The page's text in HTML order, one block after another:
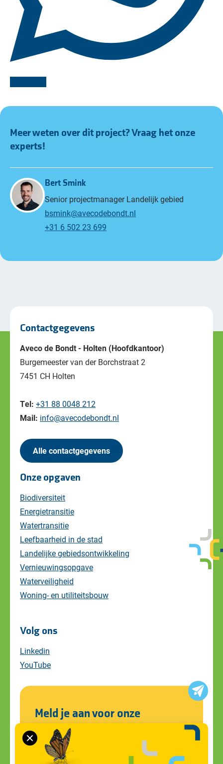
Meer weten over dit project? Vraag het onze
experts!
Bert Smink
Senior projectmanager Landelijk gebied
bsmink@avecodebondt.nl
+31 6 502 23 699
Contactgegevens
Aveco de Bondt - Holten (Hoofdkantoor)
Burgemeester van der Borchstraat 2
7451 CH Holten
Tel: +31 88 0048 212
Mail: info@avecodebondt.nl
Alle contactgegevens
Onze opgaven
Biodiversiteit
Energietransitie
Watertransitie
Leefbaarheid in de stad
Landelijke gebiedsontwikkeling
Vernieuwingsopgave
Waterveiligheid
Woning- en utiliteitsbouw
Volg ons
Linkedin
YouTube
Meld je aan voor onze
nieuwsbrief
Blijf op de hoogte van alle ontwikkelingen